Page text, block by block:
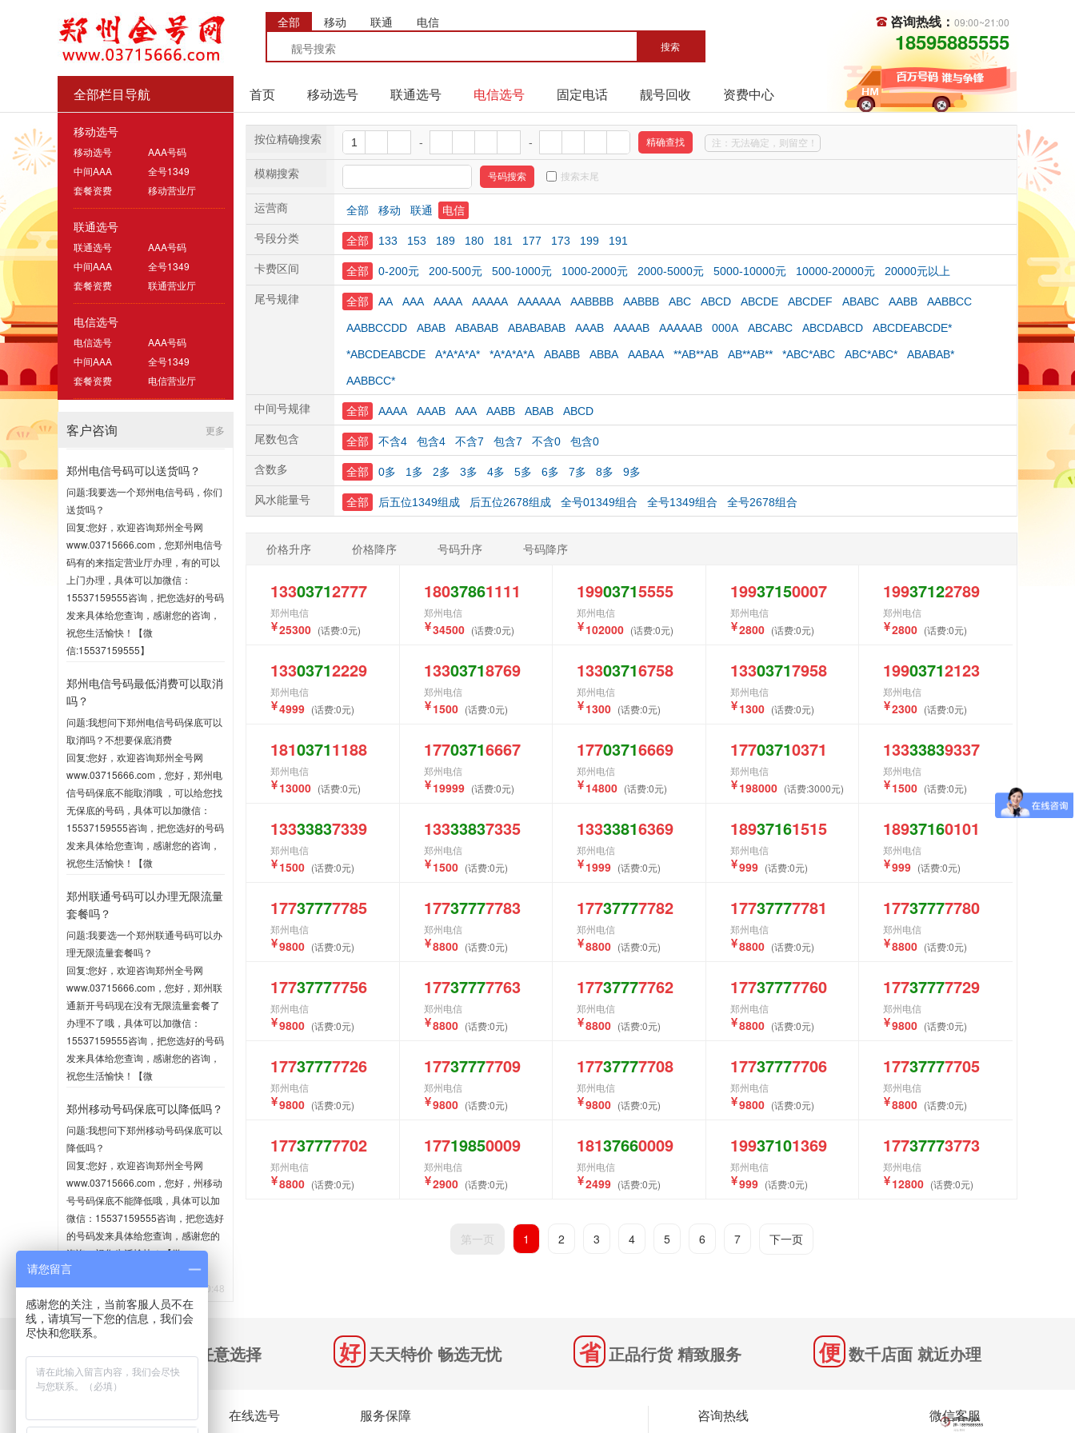
全部 移动 联通 电信 咨询热线： 09:00~21:00
18595885555
全部栏目导航 首页 移动选号 联通选号 电信选号 固定电话 靓号回收 资费中心
移动选号
移动选号
AAA号码
中间AAA
全号1349
套餐资费
移动营业厅
联通选号
联通选号
AAA号码
中间AAA
全号1349
套餐资费
联通营业厅
电信选号
电信选号
AAA号码
中间AAA
全号1349
套餐资费
电信营业厅
更多
客户咨询
郑州电信号码可以送货吗？
问题:我要选一个郑州电信号码，你们
送货吗？
回复:您好，欢迎咨询郑州全号网
www.03715666.com，您郑州电信号
码有的来指定营业厅办理，有的可以
上门办理，具体可以加微信：
15537159555咨询，把您选好的号码
发来具体给您查询，感谢您的咨询，
祝您生活愉快！【微
信:15537159555】
郑州电信号码最低消费可以取消
吗？
问题:我想问下郑州电信号码保底可以
取消吗？不想要保底消费
回复:您好，欢迎咨询郑州全号网
www.03715666.com，您好，郑州电
信号码保底不能取消哦 ，可以给您找
无保底的号码，具体可以加微信：
15537159555咨询，把您选好的号码
发来具体给您查询，感谢您的咨询，
祝您生活愉快！【微
2020-06-03 10:04
郑州联通号码可以办理无限流量
套餐吗？
问题:我要选一个郑州联通号码可以办
理无限流量套餐吗？
回复:您好，欢迎咨询郑州全号网
www.03715666.com，您好，郑州联
通新开号码现在没有无限流量套餐了
办理不了哦，具体可以加微信：
15537159555咨询，把您选好的号码
发来具体给您查询，感谢您的咨询，
祝您生活愉快！【微
2020-06-02 10:35
郑州移动号码保底可以降低吗？
问题:我想问下郑州移动号码保底可以
降低吗？
回复:您好，欢迎咨询郑州全号网
www.03715666.com，您好，州移动
号号码保底不能降低哦，具体可以加
微信：15537159555咨询，把您选好
的号码发来具体给您查询，感谢您的
咨询，祝您生活愉快！【微
信:15537159555】
2020-05-21 10:48
按位精确搜索 - - 注：无法确定，则留空！
模糊搜索 搜索末尾
运营商 全部 移动 联通 电信
号段分类 全部 133 153 189 180 181 177 173 199 191
卡费区间 全部 0-200元 200-500元 500-1000元 1000-2000元 2000-5000元 5000-10000元 10000-20000元 20000元以上
尾号规律 全部 AA AAA AAAA AAAAA AAAAAA AABBBB AABBB ABC ABCD ABCDE ABCDEF ABABC AABB AABBCC
AABBCCDD ABAB ABABAB ABABABAB AAAB AAAAB AAAAAB 000A ABCABC ABCDABCD ABCDEABCDE*
*ABCDEABCDE A*A*A*A* *A*A*A*A ABABB ABBA AABAA **AB**AB AB**AB** *ABC*ABC ABC*ABC* ABABAB*
AABBCC*
中间号规律 全部 AAAA AAAB AAA AABB ABAB ABCD
尾数包含 全部 不含4 包含4 不含7 包含7 不含0 包含0
含数多 全部 0多 1多 2多 3多 4多 5多 6多 7多 8多 9多
风水能量号 全部 后五位1349组成 后五位2678组成 全号01349组合 全号1349组合 全号2678组合
价格升序 价格降序 号码升序 号码降序
13303712777
郑州电信
25300 (话费:0元)
18037861111
郑州电信
34500 (话费:0元)
19903715555
郑州电信
102000 (话费:0元)
19937150007
郑州电信
2800 (话费:0元)
19937122789
郑州电信
2800 (话费:0元)
13303712229
郑州电信
4999 (话费:0元)
13303718769
郑州电信
1500 (话费:0元)
13303716758
郑州电信
1300 (话费:0元)
13303717958
郑州电信
1300 (话费:0元)
19903712123
郑州电信
2300 (话费:0元)
18103711188
郑州电信
13000 (话费:0元)
17703716667
郑州电信
19999 (话费:0元)
17703716669
郑州电信
14800 (话费:0元)
17703710371
郑州电信
198000 (话费:3000元)
13333839337
郑州电信
1500 (话费:0元)
13333837339
郑州电信
1500 (话费:0元)
13333837335
郑州电信
1500 (话费:0元)
13333816369
郑州电信
1999 (话费:0元)
18937161515
郑州电信
999 (话费:0元)
18937160101
郑州电信
999 (话费:0元)
17737777785
郑州电信
9800 (话费:0元)
17737777783
郑州电信
8800 (话费:0元)
17737777782
郑州电信
8800 (话费:0元)
17737777781
郑州电信
8800 (话费:0元)
17737777780
郑州电信
8800 (话费:0元)
17737777756
郑州电信
9800 (话费:0元)
17737777763
郑州电信
8800 (话费:0元)
17737777762
郑州电信
8800 (话费:0元)
17737777760
郑州电信
8800 (话费:0元)
17737777729
郑州电信
9800 (话费:0元)
17737777726
郑州电信
9800 (话费:0元)
17737777709
郑州电信
9800 (话费:0元)
17737777708
郑州电信
9800 (话费:0元)
17737777706
郑州电信
9800 (话费:0元)
17737777705
郑州电信
8800 (话费:0元)
17737777702
郑州电信
8800 (话费:0元)
17719850009
郑州电信
2900 (话费:0元)
18137660009
郑州电信
2499 (话费:0元)
19937101369
郑州电信
999 (话费:0元)
17737773773
郑州电信
12800 (话费:0元)
第一页 1 2 3 4 5 6 7 下一页
千万号码 任意选择 天天特价 畅选无忧 正品行货 精致服务 数千店面 就近办理
关于我们 在线选号 服务保障 微信客服
咨询热线
请您留言
感谢您的关注，当前客服人员不在
线，请填写一下您的信息，我们会
尽快和您联系。